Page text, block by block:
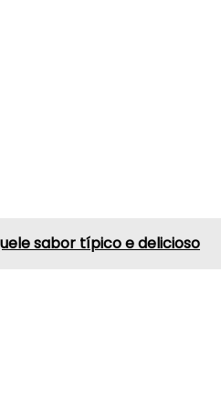
sabor típico e delicioso